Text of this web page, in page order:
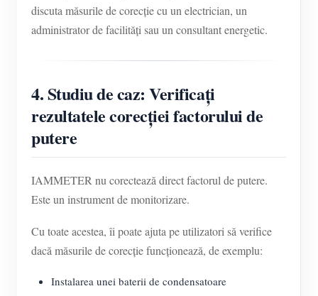
discuta măsurile de corecție cu un electrician, un
administrator de facilități sau un consultant energetic.
4. Studiu de caz: Verificați
rezultatele corecției factorului de
putere
IAMMETER nu corectează direct factorul de putere.
Este un instrument de monitorizare.
Cu toate acestea, îi poate ajuta pe utilizatori să verifice
dacă măsurile de corecție funcționează, de exemplu:
Instalarea unei baterii de condensatoare